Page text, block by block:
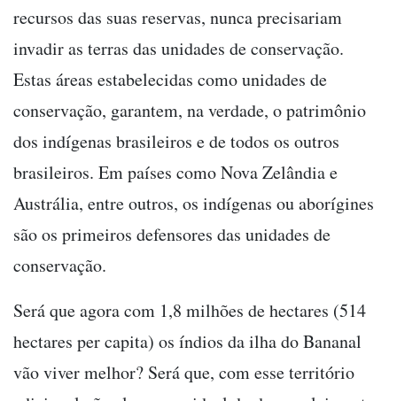
recursos das suas reservas, nunca precisariam
invadir as terras das unidades de conservação.
Estas áreas estabelecidas como unidades de
conservação, garantem, na verdade, o patrimônio
dos indígenas brasileiros e de todos os outros
brasileiros. Em países como Nova Zelândia e
Austrália, entre outros, os indígenas ou aborígines
são os primeiros defensores das unidades de
conservação.
Será que agora com 1,8 milhões de hectares (514
hectares per capita) os índios da ilha do Bananal
vão viver melhor? Será que, com esse território